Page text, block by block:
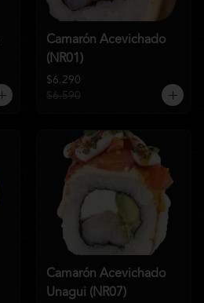
Camarón Acevichado
(NR01)
$6.290
$6.590
Camarón Acevichado
Unagui (NR07)